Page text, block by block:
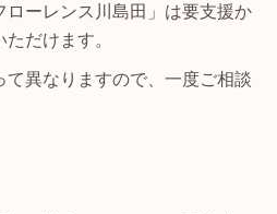
ーレンス川島田」は要支援か
だけます。
異なりますので、一度ご相談